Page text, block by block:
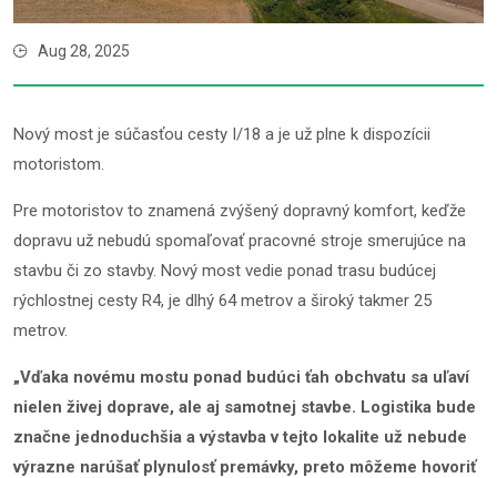
Aug 28, 2025
Nový most je súčasťou cesty I/18 a je už plne k dispozícii
motoristom.
Pre motoristov to znamená zvýšený dopravný komfort, keďže
dopravu už nebudú spomaľovať pracovné stroje smerujúce na
stavbu či zo stavby. Nový most vedie ponad trasu budúcej
rýchlostnej cesty R4, je dlhý 64 metrov a široký takmer 25
metrov.
„Vďaka novému mostu ponad budúci ťah obchvatu sa uľaví
nielen živej doprave, ale aj samotnej stavbe. Logistika bude
značne jednoduchšia a výstavba v tejto lokalite už nebude
výrazne narúšať plynulosť premávky, preto môžeme hovoriť